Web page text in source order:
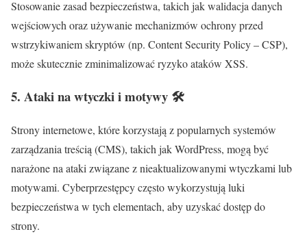
Stosowanie zasad bezpieczeństwa, takich jak walidacja danych
wejściowych oraz używanie mechanizmów ochrony przed
wstrzykiwaniem skryptów (np. Content Security Policy – CSP),
może skutecznie zminimalizować ryzyko ataków XSS.
5. Ataki na wtyczki i motywy 🛠️
Strony internetowe, które korzystają z popularnych systemów
zarządzania treścią (CMS), takich jak WordPress, mogą być
narażone na ataki związane z nieaktualizowanymi wtyczkami lub
motywami. Cyberprzestępcy często wykorzystują luki
bezpieczeństwa w tych elementach, aby uzyskać dostęp do
strony.